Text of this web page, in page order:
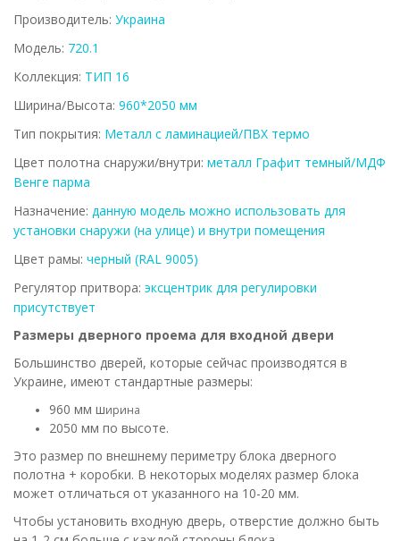
Производитель: Украина
Модель: 720.1
Коллекция: ТИП 16
Ширина/Высота: 960*2050 мм
Тип покрытия: Металл с ламинацией/ПВХ термо
Цвет полотна снаружи/внутри: металл Графит темный/МДФ
Венге парма
Назначение: данную модель можно использовать для
установки снаружи (на улице) и внутри помещения
Цвет рамы: черный (RAL 9005)
Регулятор притвора: эксцентрик для регулировки
присутствует
Размеры дверного проема для входной двери
Большинство дверей, которые сейчас производятся в
Украине, имеют стандартные размеры:
960 мм ширина
2050 мм по высоте.
Это размер по внешнему периметру блока дверного
полотна + коробки. В некоторых моделях размер блока
может отличаться от указанного на 10-20 мм.
Чтобы установить входную дверь, отверстие должно быть